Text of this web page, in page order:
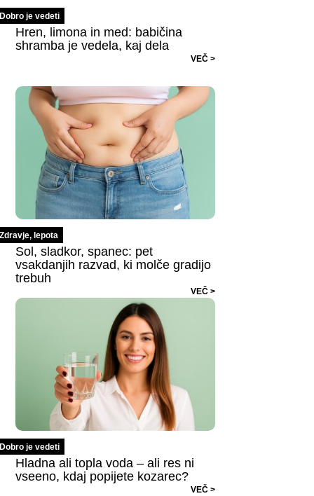
Dobro je vedeti
Hren, limona in med: babičina
shramba je vedela, kaj dela
VEČ >
Zdravje, lepota
Sol, sladkor, spanec: pet
vsakdanjih razvad, ki molče gradijo
trebuh
VEČ >
Dobro je vedeti
Hladna ali topla voda – ali res ni
vseeno, kdaj popijete kozarec?
VEČ >